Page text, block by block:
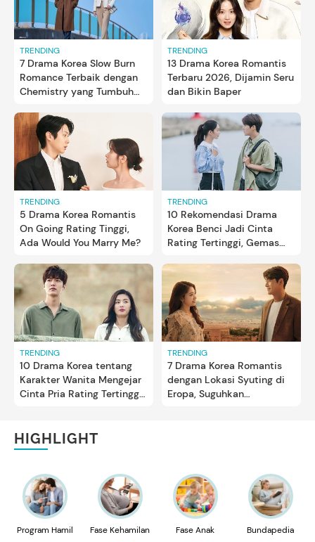
TRENDING
7 Drama Korea Slow Burn
Romance Terbaik dengan
Chemistry yang Tumbuh
TRENDING
13 Drama Korea Romantis
Terbaru 2026, Dijamin Seru
dan Bikin Baper
TRENDING
5 Drama Korea Romantis
On Going Rating Tinggi,
Ada Would You Marry Me?
TRENDING
10 Rekomendasi Drama
Korea Benci Jadi Cinta
Rating Tertinggi, Gemas
TRENDING
10 Drama Korea tentang
Karakter Wanita Mengejar
Cinta Pria Rating Tertinggi,
TRENDING
7 Drama Korea Romantis
dengan Lokasi Syuting di
Eropa, Suguhkan
HIGHLIGHT
Program Hamil Fase Kehamilan Fase Anak Bundapedia